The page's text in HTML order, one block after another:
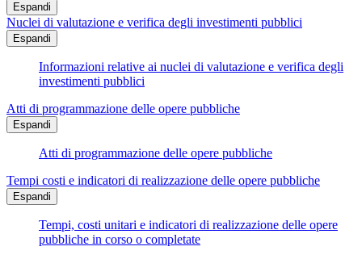
Espandi
Nuclei di valutazione e verifica degli investimenti pubblici
Espandi
Informazioni relative ai nuclei di valutazione e verifica degli
investimenti pubblici
Atti di programmazione delle opere pubbliche
Espandi
Atti di programmazione delle opere pubbliche
Tempi costi e indicatori di realizzazione delle opere pubbliche
Espandi
Tempi, costi unitari e indicatori di realizzazione delle opere
pubbliche in corso o completate